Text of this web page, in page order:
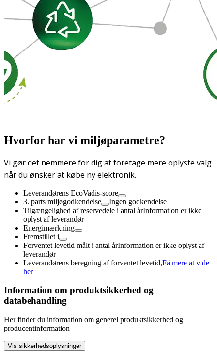
Hvorfor har vi miljøparametre?
Vi gør det nemmere for dig at foretage mere oplyste valg.
når du ønsker at købe ny elektronik.
Leverandørens EcoVadis-score
3. parts miljøgodkendelse
Ingen godkendelse
Tilgængelighed af reservedele i antal årInformation er ikke
oplyst af leverandør
Energimærkning
Fremstillet i
Forventet levetid målt i antal årInformation er ikke oplyst af
leverandør
Leverandørens beregning af forventet levetid,Få mere at vide
her
Information om produktsikkerhed og
databehandling
Her finder du information om generel produktsikkerhed og
producentinformation
Vis sikkerhedsoplysninger